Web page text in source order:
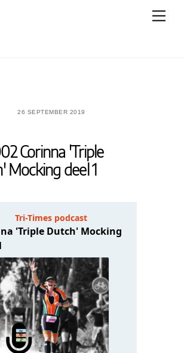
26 SEPTEMBER 2019
Corinna 'Triple
Mocking deel 1